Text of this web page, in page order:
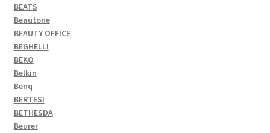
BEATS
Beautone
BEAUTY OFFICE
BEGHELLI
BEKO
Belkin
Benq
BERTESI
BETHESDA
Beurer